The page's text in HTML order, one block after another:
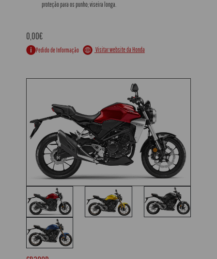
proteção para os punho; viseira longa.
0,00€
Pedido de Informação Visitar website da Honda